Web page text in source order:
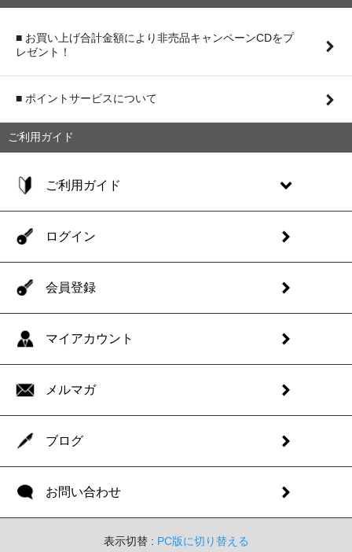
■ お買い上げ合計金額により非売品キャンペーンCDをプ
レゼント！
■ ポイントサービスについて
ご利用ガイド
ご利用ガイド
ログイン
会員登録
マイアカウント
メルマガ
ブログ
お問い合わせ
表示切替 : PC版に切り替える